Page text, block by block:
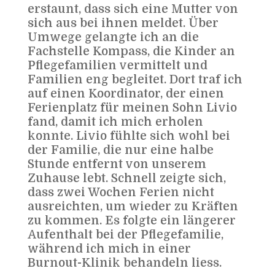
erstaunt, dass sich eine Mutter von
sich aus bei ihnen meldet. Über
Umwege gelangte ich an die
Fachstelle Kompass, die Kinder an
Pflegefamilien vermittelt und
Familien eng begleitet. Dort traf ich
auf einen Koordinator, der einen
Ferienplatz für meinen Sohn Livio
fand, damit ich mich erholen
konnte. Livio fühlte sich wohl bei
der Familie, die nur eine halbe
Stunde entfernt von unserem
Zuhause lebt. Schnell zeigte sich,
dass zwei Wochen Ferien nicht
ausreichten, um wieder zu Kräften
zu kommen. Es folgte ein längerer
Aufenthalt bei der Pflegefamilie,
während ich mich in einer
Burnout-Klinik behandeln liess.